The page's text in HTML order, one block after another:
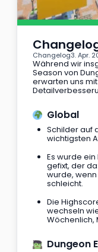
Changelog3. Apr.
Während wir
Season von
erwarten uns
  Global
Schilder auf
wichtigsten
Es wurde
gefixt, der
wurde,
schleicht.
Die
wechseln
Wöchenlich,
Dungeon